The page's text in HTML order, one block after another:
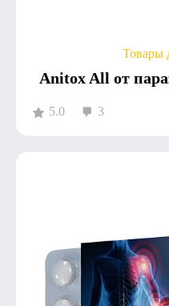
Товары
Anitox All от
5.0 3